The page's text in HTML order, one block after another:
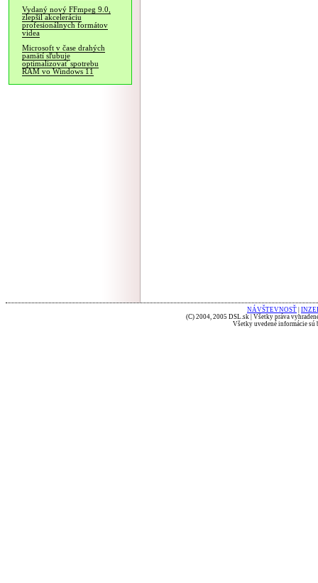
Vydaný nový FFmpeg 9.0,
zlepšil akceleráciu
profesionálnych formátov
videa
Microsoft v čase drahých
pamätí sľubuje
optimalizovať spotrebu
RAM vo Windows 11
NÁVŠTEVNOSŤ
(C) 2004, 2005 DSL.sk | Všetky práva
Všetky uvedené informácie sú